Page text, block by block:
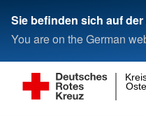
Sie befinden sich auf
You are on the German